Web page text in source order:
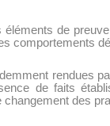
de
comportements
rendues
de faits
des